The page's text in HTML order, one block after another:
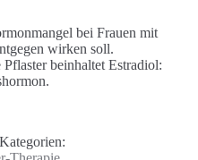
bei Frauen mit
wirken soll.
beinhaltet Estradiol:
Kategorien: